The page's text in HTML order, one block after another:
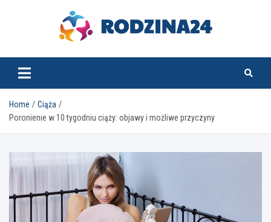
rodzina24.pl
Home
Ciąża
Poronienie w 10 tygodniu ciąży: objawy i możliwe przyczyny